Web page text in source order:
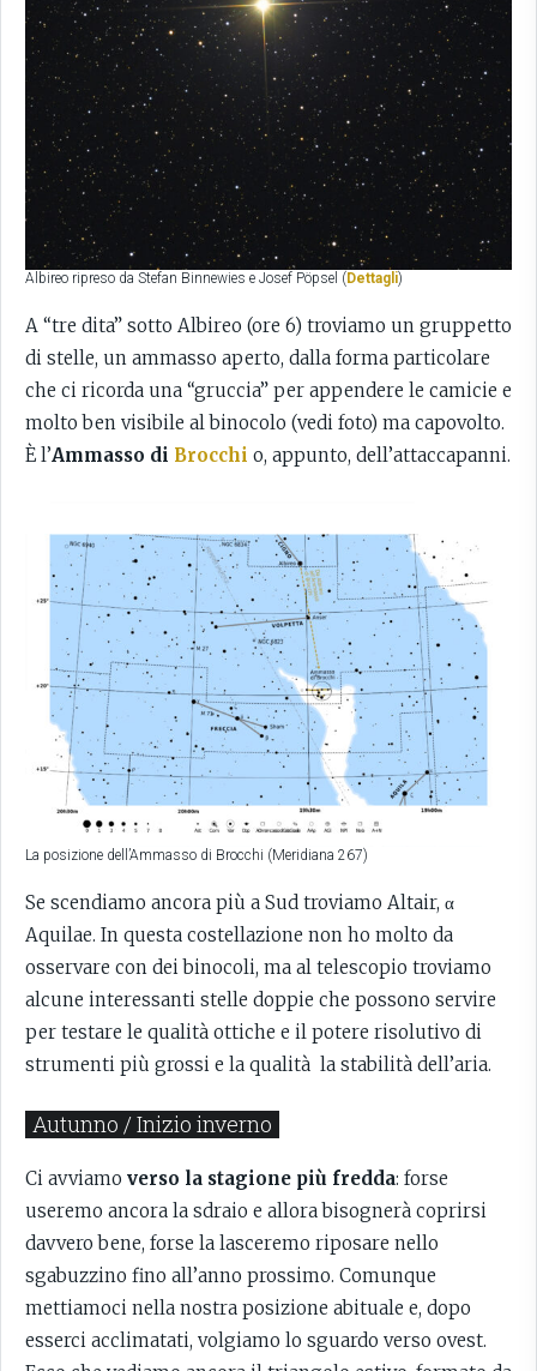
Albireo ripreso da Stefan Binnewies e Josef Pöpsel ( Dettagli)
A “tre dita” sotto Albireo (ore 6) troviamo un gruppetto
di stelle, un ammasso aperto, dalla forma particolare
che ci ricorda una “gruccia” per appendere le camicie e
molto ben visibile al binocolo (vedi foto) ma capovolto.
È l’Ammasso di Brocchi o, appunto, dell’attaccapanni.
La posizione dell’Ammasso di Brocchi (Meridiana 267)
Se scendiamo ancora più a Sud troviamo Altair, α
Aquilae. In questa costellazione non ho molto da
osservare con dei binocoli, ma al telescopio troviamo
alcune interessanti stelle doppie che possono servire
per testare le qualità ottiche e il potere risolutivo di
strumenti più grossi e la qualità la stabilità dell’aria.
Autunno / Inizio inverno
Ci avviamo verso la stagione più fredda: forse
useremo ancora la sdraio e allora bisognerà coprirsi
davvero bene, forse la lasceremo riposare nello
sgabuzzino fino all’anno prossimo. Comunque
mettiamoci nella nostra posizione abituale e, dopo
esserci acclimatati, volgiamo lo sguardo verso ovest.